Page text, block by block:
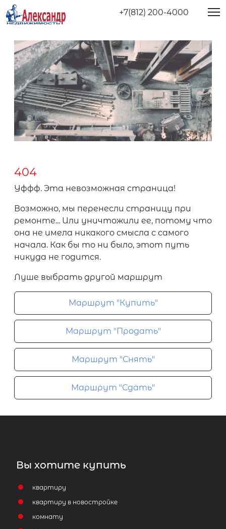
+7(812) 200-4000
404
Уффф. Эта невозможная страница!
Возможно, мы перенесли страницу при
ремонте... Или уничтожили ее, потому что
она не имела никакого смысла с самого
начала. Как бы то ни было, этот путь
никуда не годится.
Луше выбрать другой маршрут
Маршрут "Купить"
Маршрут "Продать"
Маршрут "Снять"
Маршрут "Сдать"
Вы хотите купить
квартиру
квартиру в новостройке
комнату